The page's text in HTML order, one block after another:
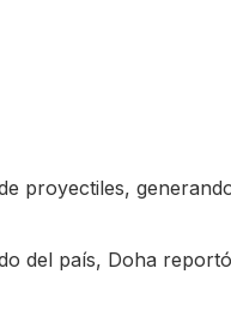
proyectiles,
del país, Doha